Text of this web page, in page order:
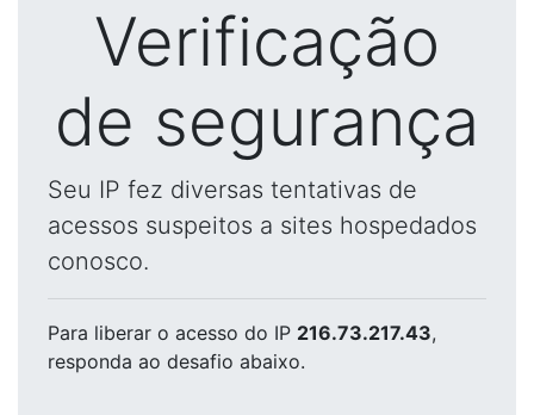
Verificação
de segurança
Seu IP fez diversas tentativas de
acessos suspeitos a sites hospedados
conosco.
Para liberar o acesso do IP 216.73.217.43,
responda ao desafio abaixo.